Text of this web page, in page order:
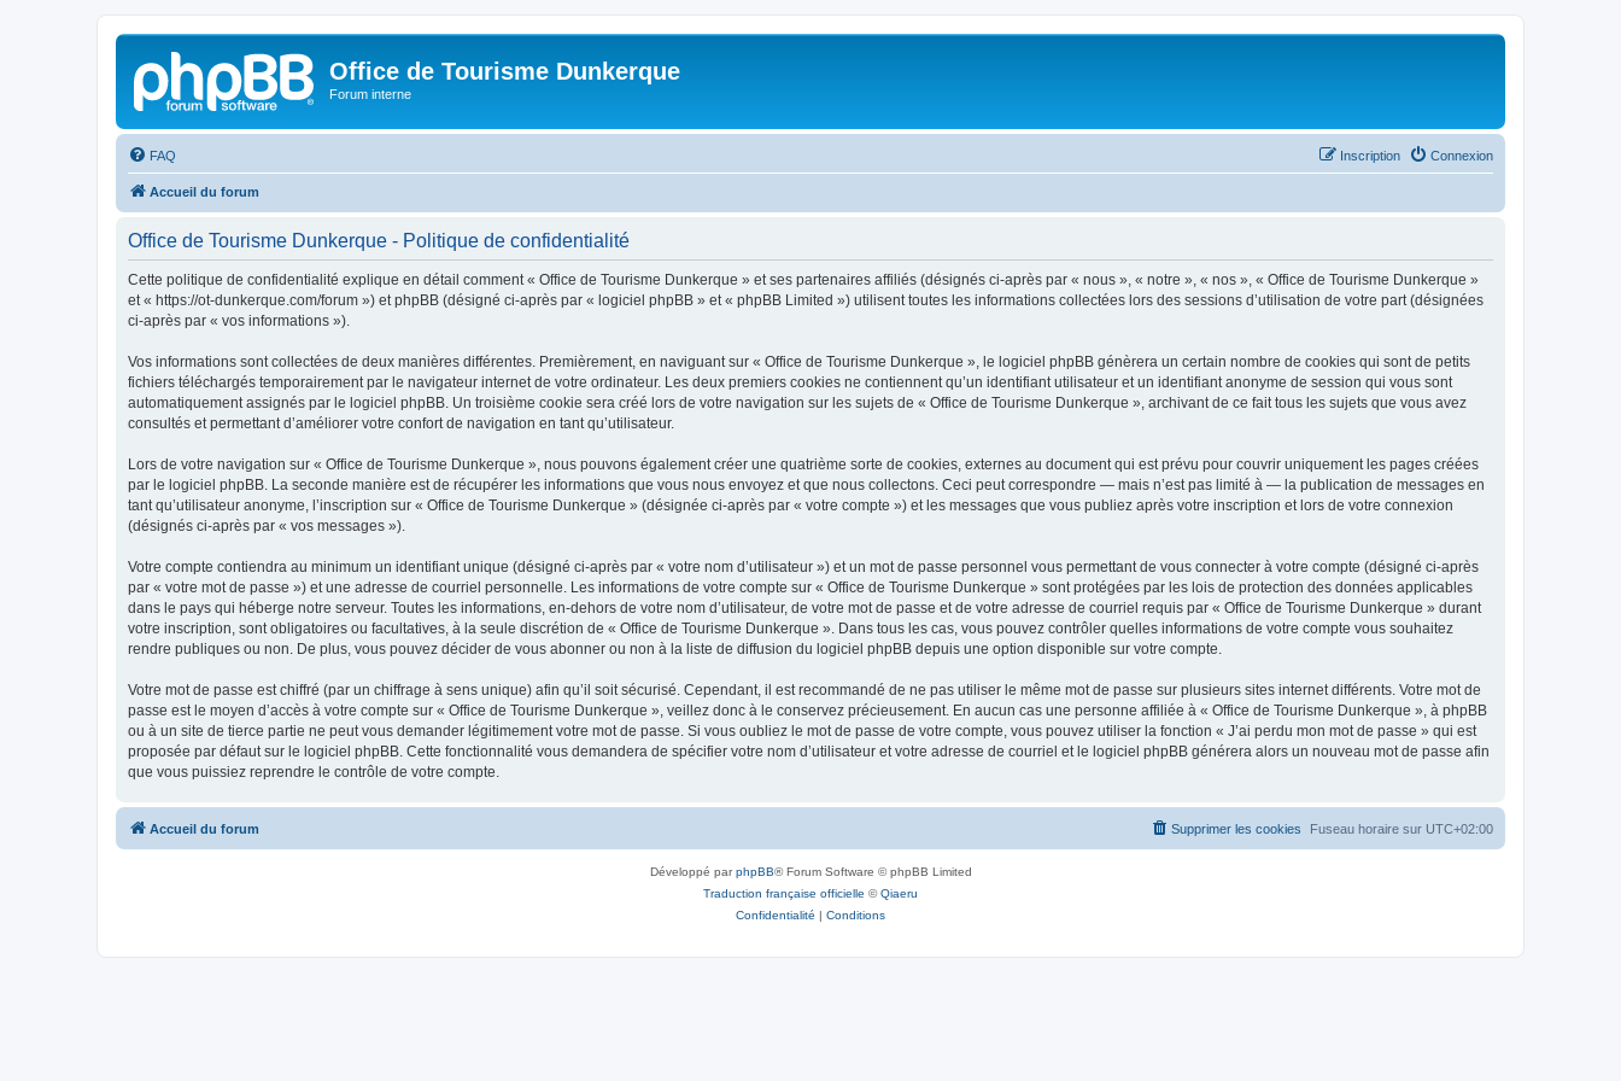
Office de Tourisme Dunkerque
Forum interne
FAQ Connexion
Inscription
Accueil du forum
Office de Tourisme Dunkerque - Politique de confidentialité
Cette politique de confidentialité explique en détail comment « Office de Tourisme Dunkerque » et ses partenaires affiliés (désignés ci-après par « nous », « notre », « nos », « Office de Tourisme Dunkerque »
et « https://ot-dunkerque.com/forum ») et phpBB (désigné ci-après par « logiciel phpBB » et « phpBB Limited ») utilisent toutes les informations collectées lors des sessions d’utilisation de votre part (désignées
ci-après par « vos informations »).
Vos informations sont collectées de deux manières différentes. Premièrement, en naviguant sur « Office de Tourisme Dunkerque », le logiciel phpBB génèrera un certain nombre de cookies qui sont de petits
fichiers téléchargés temporairement par le navigateur internet de votre ordinateur. Les deux premiers cookies ne contiennent qu’un identifiant utilisateur et un identifiant anonyme de session qui vous sont
automatiquement assignés par le logiciel phpBB. Un troisième cookie sera créé lors de votre navigation sur les sujets de « Office de Tourisme Dunkerque », archivant de ce fait tous les sujets que vous avez
consultés et permettant d’améliorer votre confort de navigation en tant qu’utilisateur.
Lors de votre navigation sur « Office de Tourisme Dunkerque », nous pouvons également créer une quatrième sorte de cookies, externes au document qui est prévu pour couvrir uniquement les pages créées
par le logiciel phpBB. La seconde manière est de récupérer les informations que vous nous envoyez et que nous collectons. Ceci peut correspondre — mais n’est pas limité à — la publication de messages en
tant qu’utilisateur anonyme, l’inscription sur « Office de Tourisme Dunkerque » (désignée ci-après par « votre compte ») et les messages que vous publiez après votre inscription et lors de votre connexion
(désignés ci-après par « vos messages »).
Votre compte contiendra au minimum un identifiant unique (désigné ci-après par « votre nom d’utilisateur ») et un mot de passe personnel vous permettant de vous connecter à votre compte (désigné ci-après
par « votre mot de passe ») et une adresse de courriel personnelle. Les informations de votre compte sur « Office de Tourisme Dunkerque » sont protégées par les lois de protection des données applicables
dans le pays qui héberge notre serveur. Toutes les informations, en-dehors de votre nom d’utilisateur, de votre mot de passe et de votre adresse de courriel requis par « Office de Tourisme Dunkerque » durant
votre inscription, sont obligatoires ou facultatives, à la seule discrétion de « Office de Tourisme Dunkerque ». Dans tous les cas, vous pouvez contrôler quelles informations de votre compte vous souhaitez
rendre publiques ou non. De plus, vous pouvez décider de vous abonner ou non à la liste de diffusion du logiciel phpBB depuis une option disponible sur votre compte.
Votre mot de passe est chiffré (par un chiffrage à sens unique) afin qu’il soit sécurisé. Cependant, il est recommandé de ne pas utiliser le même mot de passe sur plusieurs sites internet différents. Votre mot de
passe est le moyen d’accès à votre compte sur « Office de Tourisme Dunkerque », veillez donc à le conservez précieusement. En aucun cas une personne affiliée à « Office de Tourisme Dunkerque », à phpBB
ou à un site de tierce partie ne peut vous demander légitimement votre mot de passe. Si vous oubliez le mot de passe de votre compte, vous pouvez utiliser la fonction « J’ai perdu mon mot de passe » qui est
proposée par défaut sur le logiciel phpBB. Cette fonctionnalité vous demandera de spécifier votre nom d’utilisateur et votre adresse de courriel et le logiciel phpBB générera alors un nouveau mot de passe afin
que vous puissiez reprendre le contrôle de votre compte.
Accueil du forum Fuseau horaire sur UTC+02:00
Supprimer les cookies
Développé parphpBB® Forum Software © phpBB Limited
Traduction française officielle ©Qiaeru
Confidentialité | Conditions